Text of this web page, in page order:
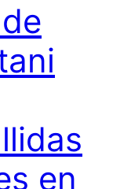
en